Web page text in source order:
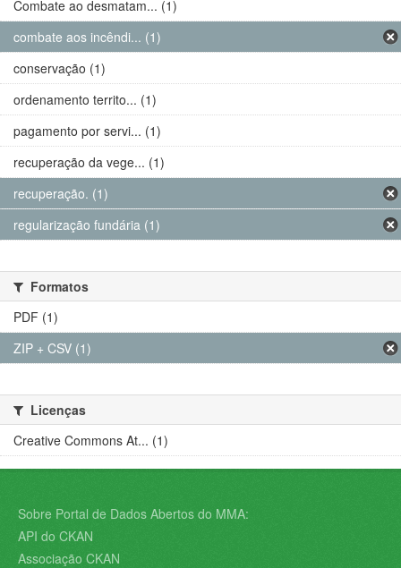
Combate ao desmatam... (1)
combate aos incêndi... (1)
conservação (1)
ordenamento territo... (1)
pagamento por servi... (1)
recuperação da vege... (1)
recuperação. (1)
regularização fundária (1)
Formatos
PDF (1)
ZIP + CSV (1)
Licenças
Creative Commons At... (1)
Sobre Portal de Dados Abertos do MMA:
API do CKAN
Associação CKAN